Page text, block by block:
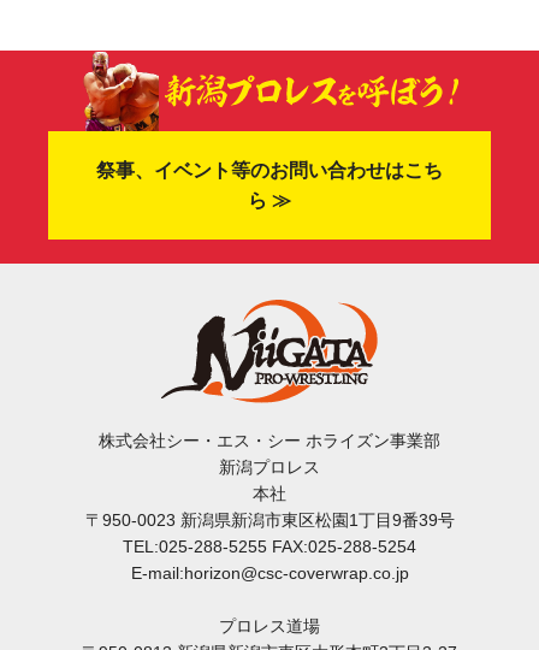
祭事、イベント等のお問い合わせはこち
ら ≫
株式会社シー・エス・シー ホライズン事業部
新潟プロレス
本社
〒950-0023 新潟県新潟市東区松園1丁目9番39号
TEL:025-288-5255 FAX:025-288-5254
E-mail:horizon@csc-coverwrap.co.jp
プロレス道場